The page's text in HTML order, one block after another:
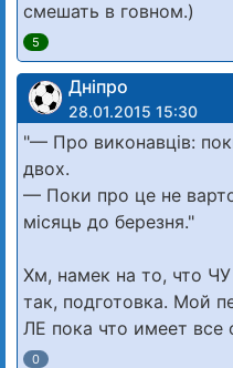
смешать в говном.)
5
Дніпро
28.01.2015 15:30
"— Про виконавців:
двох.
— Поки про це не
місяць до березня."
Хм, намек на то, что
так, подготовка. Мой
ЛЕ пока что имеет все
0